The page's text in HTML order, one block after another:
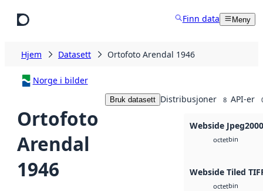
Finn data Meny
Hjem Datasett Ortofoto Arendal 1946
Norge i bilder
Ortofoto
Arendal
1946
Bruk datasett Distribusjoner 8 API-er
Webside Jpeg2000
octetbin
Webside Tiled
octetbin